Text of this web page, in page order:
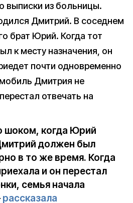
выписки из больницы.
Дмитрий. В соседнем
брат Юрий. Когда тот
к месту назначения, он
почти одновременно
Дмитрия не
отвечать на
шоком, когда Юрий
должен был
в то же время. Когда
и он перестал
семья начала
рассказала